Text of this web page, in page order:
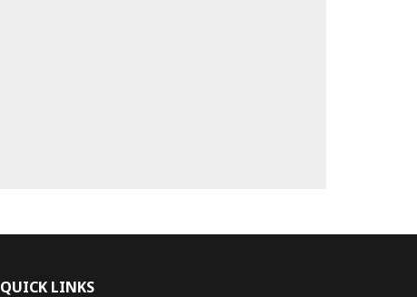
QUICK LINKS